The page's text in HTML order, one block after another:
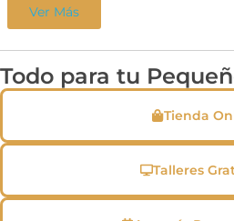
Ver Más
Todo para tu
Tienda
Talleres